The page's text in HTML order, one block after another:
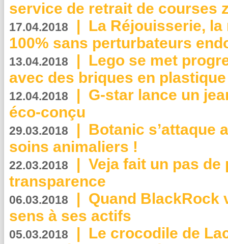
service de retrait de courses
17.04.2018 | La Réjouisserie,
100% sans perturbateurs
13.04.2018 | Lego se met
avec des briques en
12.04.2018 | G-star lance un
éco-conçu
29.03.2018 | Botanic s’attaque
soins animaliers !
22.03.2018 | Veja fait un pas de
transparence
06.03.2018 | Quand BlackRock
sens à ses actifs
05.03.2018 | Le crocodile de